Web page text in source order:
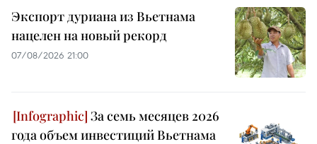
Экспорт дуриана из Вьетнама
нацелен на новый рекорд
07/08/2026 21:00
За семь месяцев 2026
года объем инвестиций Вьетнама